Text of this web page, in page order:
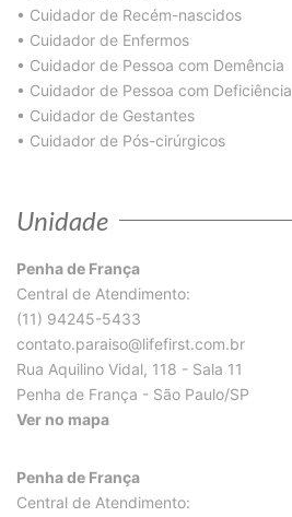
• Cuidador de Recém-nascidos
• Cuidador de Enfermos
• Cuidador de Pessoa com Demência
• Cuidador de Pessoa com Deficiência
• Cuidador de Gestantes
• Cuidador de Pós-cirúrgicos
Unidade
Penha de França
Central de Atendimento:
(11) 94245-5433
contato.paraiso@lifefirst.com.br
Rua Aquilino Vidal, 118 - Sala 11
Penha de França - São Paulo/SP
Ver no mapa
Penha de França
Central de Atendimento: